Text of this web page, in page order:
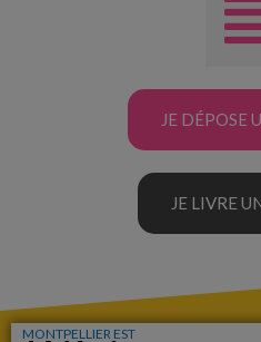
JE DÉPOSE
JE LIVRE
MONTPELLIER EST